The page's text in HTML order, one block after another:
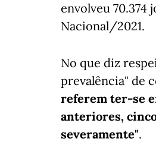
envolveu 70.374
Nacional/2021.
No que diz
prevalência" de
referem ter-se
anteriores,
severamente".